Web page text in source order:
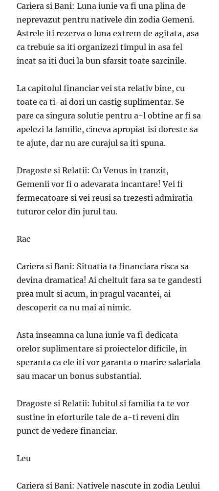
Cariera si Bani: Luna iunie va fi una plina de
neprevazut pentru nativele din zodia Gemeni.
Astrele iti rezerva o luna extrem de agitata, asa
ca trebuie sa iti organizezi timpul in asa fel
incat sa iti duci la bun sfarsit toate sarcinile.
La capitolul financiar vei sta relativ bine, cu
toate ca ti-ai dori un castig suplimentar. Se
pare ca singura solutie pentru a-l obtine ar fi sa
apelezi la familie, cineva apropiat isi doreste sa
te ajute, dar nu are curajul sa iti spuna.
Dragoste si Relatii: Cu Venus in tranzit,
Gemenii vor fi o adevarata incantare! Vei fi
fermecatoare si vei reusi sa trezesti admiratia
tuturor celor din jurul tau.
Rac
Cariera si Bani: Situatia ta financiara risca sa
devina dramatica! Ai cheltuit fara sa te gandesti
prea mult si acum, in pragul vacantei, ai
descoperit ca nu mai ai nimic.
Asta inseamna ca luna iunie va fi dedicata
orelor suplimentare si proiectelor dificile, in
speranta ca ele iti vor garanta o marire salariala
sau macar un bonus substantial.
Dragoste si Relatii: Iubitul si familia ta te vor
sustine in eforturile tale de a-ti reveni din
punct de vedere financiar.
Leu
Cariera si Bani: Nativele nascute in zodia Leului